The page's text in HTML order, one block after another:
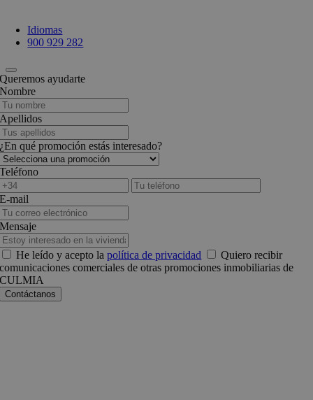
Idiomas
900 929 282
Queremos ayudarte
Nombre
Apellidos
¿En qué promoción estás interesado?
Teléfono
E-mail
Mensaje
He leído y acepto lapolítica de privacidad
Quiero recibir
comunicaciones comerciales de otras promociones inmobiliarias de
CULMIA